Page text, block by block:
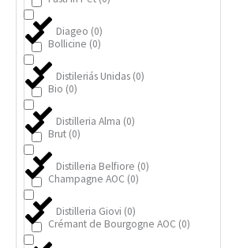
Diageo (0)
Distileriás Unidas (0)
Distilleria Alma (0)
Distilleria Belfiore (0)
Distilleria Giovi (0)
Bollicine (0)
Bio (0)
Brut (0)
Champagne AOC (0)
Crémant de Bourgogne AOC (0)